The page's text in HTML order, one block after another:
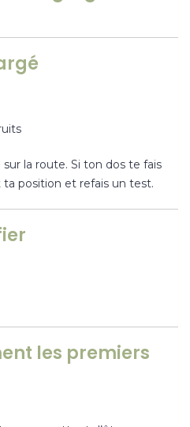
la route. Si ton dos te fais
position et refais un test.
les premiers